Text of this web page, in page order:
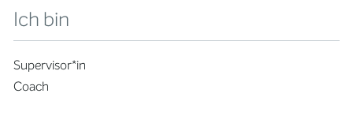
Ich bin
Supervisor*in
Coach